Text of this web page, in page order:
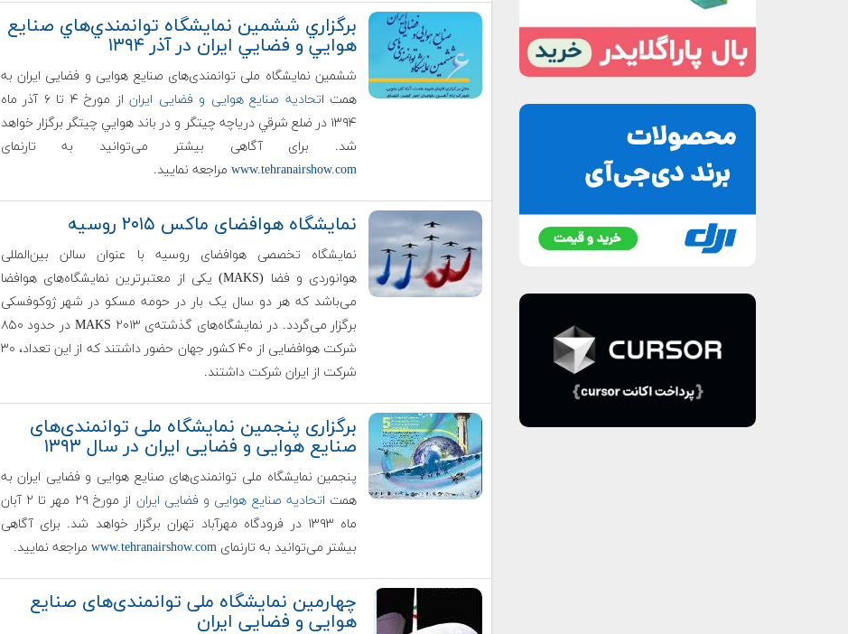
برگزاري ششمين نمايشگاه توانمندي‌هاي صنايع
هوايي و فضايي ايران در آذر ۱۳۹۴
ششمین نمایشگاه ملی توانمندی‌های صنایع هوایی و فضایی ایران به
همت اتحادیه صنایع هوایی و فضایی ایران
از مورخ ۴ تا ۶ آذر ماه
۱۳۹۴ در ضلع شرقي درياچه چيتگر و در باند هوايي چيتگر برگزار خواهد
شد. برای آگاهی بیشتر می‌توانید به تارنمای
www.tehranairshow.comمراجعه نمایید.
نمایشگاه هوافضای ماکس ۲۰۱۵ روسیه
نمایشگاه تخصصی هوافضای روسیه با عنوان سالن بین‌المللی
هوانوردی و فضا (MAKS) یکی از معتبرترین نمایشگاه‌های هوافضا
می‌باشد که هر دو سال یک بار در حومه مسکو در شهر ژوکوفسکی
برگزار می‌گردد. در نمایشگاه‌های گذشته‌ی MAKS ۲۰۱۳ در حدود ۸۵۰
شرکت هوافضایی از ۴۰ کشور جهان حضور داشتند که از این تعداد، ۳۰
شرکت از ایران شرکت داشتند.
برگزاری پنجمین نمایشگاه ملی توانمندی‌های
صنایع هوایی و فضایی ایران در سال ۱۳۹۳
پنجمین نمایشگاه ملی توانمندی‌های صنایع هوایی و فضایی ایران به
همت اتحادیه صنایع هوایی و فضایی ایران
از مورخ ۲۹ مهر تا ۲ آبان
ماه ۱۳۹۳ در فرودگاه مهرآباد تهران برگزار خواهد شد. برای آگاهی
بیشتر می‌توانید به تارنمای www.tehranairshow.comمراجعه نمایید.
چهارمین نمایشگاه ملی توانمندی‌های صنایع
هوایی و فضایی ایران